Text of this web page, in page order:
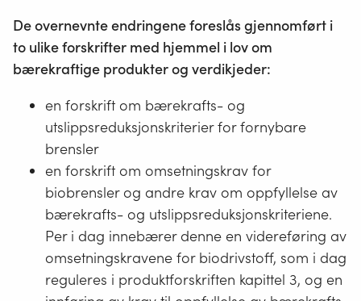
De overnevnte endringene foreslås gjennomført i
to ulike forskrifter med hjemmel i lov om
bærekraftige produkter og verdikjeder:
en forskrift om bærekrafts- og
utslippsreduksjonskriterier for fornybare
brensler
en forskrift om omsetningskrav for
biobrensler og andre krav om oppfyllelse av
bærekrafts- og utslippsreduksjonskriteriene.
Per i dag innebærer denne en videreføring av
omsetningskravene for biodrivstoff, som i dag
reguleres i produktforskriften kapittel 3, og en